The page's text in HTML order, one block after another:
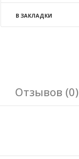
В ЗАКЛАДКИ
Отзывов (0)